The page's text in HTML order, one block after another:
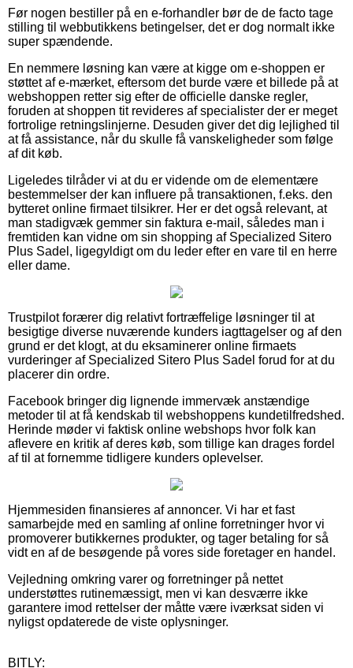
Før nogen bestiller på en e-forhandler bør de de facto tage
stilling til webbutikkens betingelser, det er dog normalt ikke
super spændende.
En nemmere løsning kan være at kigge om e-shoppen er
støttet af e-mærket, eftersom det burde være et billede på at
webshoppen retter sig efter de officielle danske regler,
foruden at shoppen tit revideres af specialister der er meget
fortrolige retningslinjerne. Desuden giver det dig lejlighed til
at få assistance, når du skulle få vanskeligheder som følge
af dit køb.
Ligeledes tilråder vi at du er vidende om de elementære
bestemmelser der kan influere på transaktionen, f.eks. den
bytteret online firmaet tilsikrer. Her er det også relevant, at
man stadigvæk gemmer sin faktura e-mail, således man i
fremtiden kan vidne om sin shopping af Specialized Sitero
Plus Sadel, ligegyldigt om du leder efter en vare til en herre
eller dame.
Trustpilot forærer dig relativt fortræffelige løsninger til at
besigtige diverse nuværende kunders iagttagelser og af den
grund er det klogt, at du eksaminerer online firmaets
vurderinger af Specialized Sitero Plus Sadel forud for at du
placerer din ordre.
Facebook bringer dig lignende immervæk anstændige
metoder til at få kendskab til webshoppens kundetilfredshed.
Herinde møder vi faktisk online webshops hvor folk kan
aflevere en kritik af deres køb, som tillige kan drages fordel
af til at fornemme tidligere kunders oplevelser.
Hjemmesiden finansieres af annoncer. Vi har et fast
samarbejde med en samling af online forretninger hvor vi
promoverer butikkernes produkter, og tager betaling for så
vidt en af de besøgende på vores side foretager en handel.
Vejledning omkring varer og forretninger på nettet
understøttes rutinemæssigt, men vi kan desværre ikke
garantere imod rettelser der måtte være iværksat siden vi
nyligst opdaterede de viste oplysninger.
BITLY: